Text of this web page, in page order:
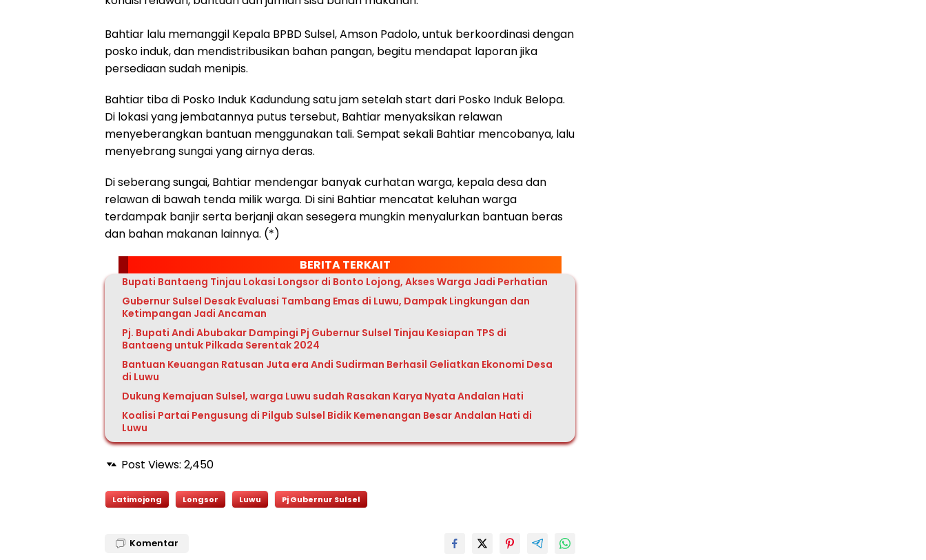
Bahtiar lalu memanggil Kepala BPBD Sulsel, Amson Padolo, untuk berkoordinasi dengan
posko induk, dan mendistribusikan bahan pangan, begitu mendapat laporan jika
persediaan sudah menipis.
Bahtiar tiba di Posko Induk Kadundung satu jam setelah start dari Posko Induk Belopa.
Di lokasi yang jembatannya putus tersebut, Bahtiar menyaksikan relawan
menyeberangkan bantuan menggunakan tali. Sempat sekali Bahtiar mencobanya, lalu
menyebrang sungai yang airnya deras.
Di seberang sungai, Bahtiar mendengar banyak curhatan warga, kepala desa dan
relawan di bawah tenda milik warga. Di sini Bahtiar mencatat keluhan warga
terdampak banjir serta berjanji akan sesegera mungkin menyalurkan bantuan beras
dan bahan makanan lainnya. (*)
BERITA TERKAIT
Bupati Bantaeng Tinjau Lokasi Longsor di Bonto Lojong, Akses Warga Jadi Perhatian
Gubernur Sulsel Desak Evaluasi Tambang Emas di Luwu, Dampak Lingkungan dan
Ketimpangan Jadi Ancaman
Pj. Bupati Andi Abubakar Dampingi Pj Gubernur Sulsel Tinjau Kesiapan TPS di
Bantaeng untuk Pilkada Serentak 2024
Bantuan Keuangan Ratusan Juta era Andi Sudirman Berhasil Geliatkan Ekonomi Desa
di Luwu
Dukung Kemajuan Sulsel, warga Luwu sudah Rasakan Karya Nyata Andalan Hati
Koalisi Partai Pengusung di Pilgub Sulsel Bidik Kemenangan Besar Andalan Hati di
Luwu
Post Views: 2,450
Latimojong Longsor Luwu Pj Gubernur Sulsel
Komentar